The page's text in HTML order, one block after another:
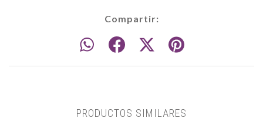
Compartir:
PRODUCTOS SIMILARES